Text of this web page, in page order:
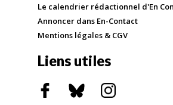
Le calendrier rédactionnel d'En
Annoncer dans En-Contact
Mentions légales & CGV
Liens utiles